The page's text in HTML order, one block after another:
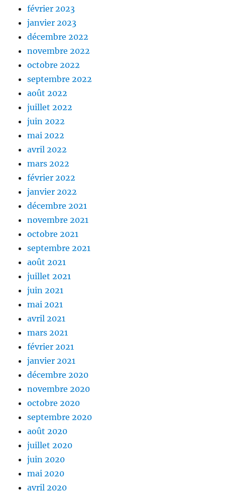
février 2023
janvier 2023
décembre 2022
novembre 2022
octobre 2022
septembre 2022
août 2022
juillet 2022
juin 2022
mai 2022
avril 2022
mars 2022
février 2022
janvier 2022
décembre 2021
novembre 2021
octobre 2021
septembre 2021
août 2021
juillet 2021
juin 2021
mai 2021
avril 2021
mars 2021
février 2021
janvier 2021
décembre 2020
novembre 2020
octobre 2020
septembre 2020
août 2020
juillet 2020
juin 2020
mai 2020
avril 2020